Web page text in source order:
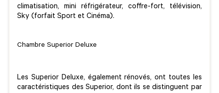
climatisation, mini réfrigérateur, coffre-fort, télévision,
Sky (forfait Sport et Cinéma).
Chambre Superior Deluxe
Les Superior Deluxe, également rénovés, ont toutes les
caractéristiques des Superior, dont ils se distinguent par